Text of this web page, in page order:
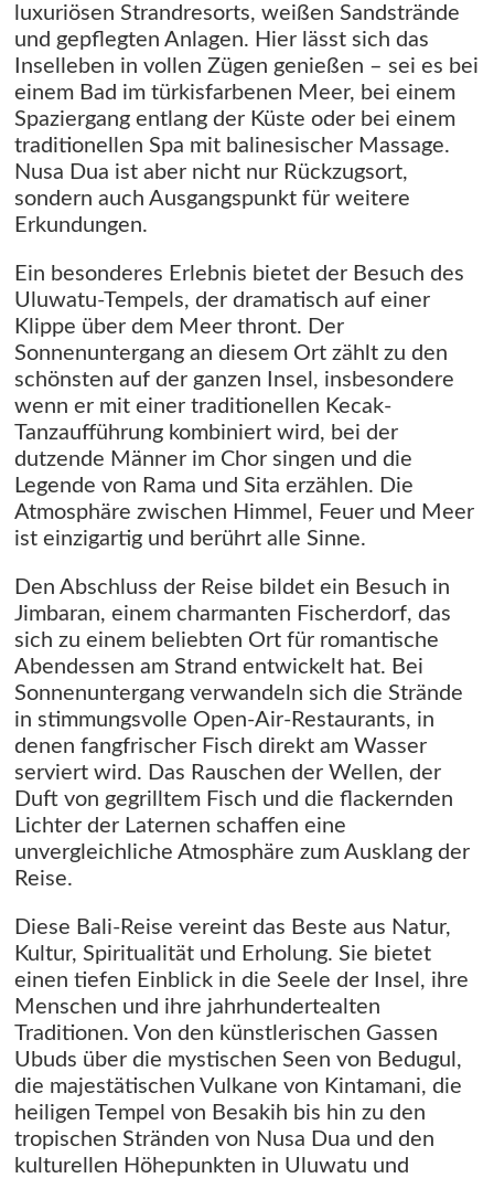
luxuriösen Strandresorts, weißen Sandstrände
und gepflegten Anlagen. Hier lässt sich das
Inselleben in vollen Zügen genießen – sei es bei
einem Bad im türkisfarbenen Meer, bei einem
Spaziergang entlang der Küste oder bei einem
traditionellen Spa mit balinesischer Massage.
Nusa Dua ist aber nicht nur Rückzugsort,
sondern auch Ausgangspunkt für weitere
Erkundungen.
Ein besonderes Erlebnis bietet der Besuch des
Uluwatu-Tempels, der dramatisch auf einer
Klippe über dem Meer thront. Der
Sonnenuntergang an diesem Ort zählt zu den
schönsten auf der ganzen Insel, insbesondere
wenn er mit einer traditionellen Kecak-
Tanzaufführung kombiniert wird, bei der
dutzende Männer im Chor singen und die
Legende von Rama und Sita erzählen. Die
Atmosphäre zwischen Himmel, Feuer und Meer
ist einzigartig und berührt alle Sinne.
Den Abschluss der Reise bildet ein Besuch in
Jimbaran, einem charmanten Fischerdorf, das
sich zu einem beliebten Ort für romantische
Abendessen am Strand entwickelt hat. Bei
Sonnenuntergang verwandeln sich die Strände
in stimmungsvolle Open-Air-Restaurants, in
denen fangfrischer Fisch direkt am Wasser
serviert wird. Das Rauschen der Wellen, der
Duft von gegrilltem Fisch und die flackernden
Lichter der Laternen schaffen eine
unvergleichliche Atmosphäre zum Ausklang der
Reise.
Diese Bali-Reise vereint das Beste aus Natur,
Kultur, Spiritualität und Erholung. Sie bietet
einen tiefen Einblick in die Seele der Insel, ihre
Menschen und ihre jahrhundertealten
Traditionen. Von den künstlerischen Gassen
Ubuds über die mystischen Seen von Bedugul,
die majestätischen Vulkane von Kintamani, die
heiligen Tempel von Besakih bis hin zu den
tropischen Stränden von Nusa Dua und den
kulturellen Höhepunkten in Uluwatu und